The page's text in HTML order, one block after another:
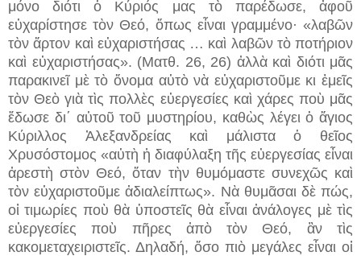
μόνο διότι ὁ Κύριός μας τὸ παρέδωσε, ἀφοῦ
εὐχαρίστησε τὸν Θεό, ὅπως εἶναι γραμμένο· «λαβῶν
τὸν ἄρτον καὶ εὐχαριστήσας … καὶ λαβῶν τὸ ποτήριον
καὶ εὐχαριστήσας». (Ματθ. 26, 26) ἀλλὰ καὶ διότι μᾶς
παρακινεῖ μὲ τὸ ὄνομα αὐτὸ νὰ εὐχαριστοῦμε κι ἐμεῖς
τὸν Θεὸ γιὰ τὶς πολλὲς εὐεργεσίες καὶ χάρες ποὺ μᾶς
ἔδωσε δι΄ αὐτοῦ τοῦ μυστηρίου, καθὼς λέγει ὁ ἅγιος
Κύριλλος Ἀλεξανδρείας καὶ μάλιστα ὁ θεῖος
Χρυσόστομος «αὐτὴ ἡ διαφύλαξη τῆς εὐεργεσίας εἶναι
ἀρεστὴ στὸν Θεό, ὅταν τὴν θυμόμαστε συνεχῶς καὶ
τὸν εὐχαριστοῦμε ἀδιαλείπτως». Νὰ θυμᾶσαι δὲ πώς,
οἱ τιμωρίες ποὺ θὰ ὑποστεῖς θὰ εἶναι ἀνάλογες μὲ τὶς
εὐεργεσίες ποὺ πῆρες ἀπὸ τὸν Θεό, ἂν τὶς
κακομεταχειριστεῖς. Δηλαδή, ὅσο πιὸ μεγάλες εἶναι οἱ